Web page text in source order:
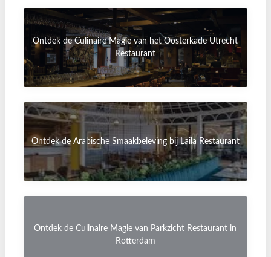
Ontdek de Culinaire Magie van het Oosterkade Utrecht
Restaurant
Ontdek de Arabische Smaakbeleving bij Laila Restaurant
Ontdek de Culinaire Magie van Parkzicht Restaurant in
Rotterdam